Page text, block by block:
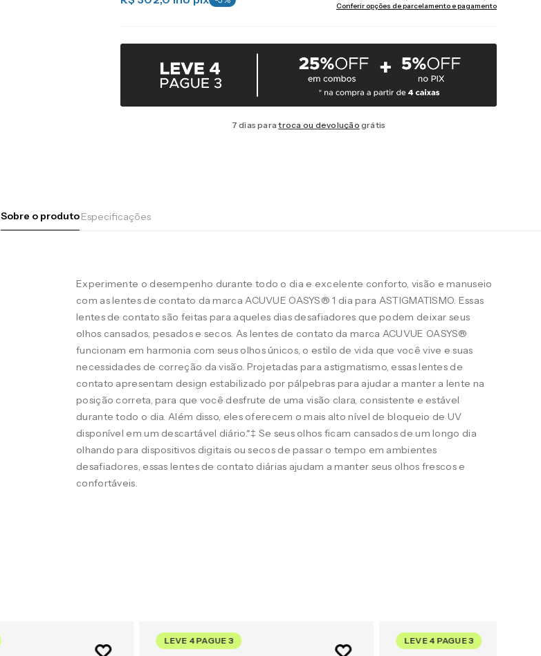
Conferir opções de parcelamento e pagamento
7 dias paratroca ou devolução grátis
Sobre o produtoEspecificações
Experimente o desempenho durante todo o dia e excelente conforto, visão e manuseio
com as lentes de contato da marca ACUVUE OASYS® 1 dia para ASTIGMATISMO. Essas
lentes de contato são feitas para aqueles dias desafiadores que podem deixar seus
olhos cansados, pesados e secos. As lentes de contato da marca ACUVUE OASYS®
funcionam em harmonia com seus olhos únicos, o estilo de vida que você vive e suas
necessidades de correção da visão. Projetadas para astigmatismo, essas lentes de
contato apresentam design estabilizado por pálpebras para ajudar a manter a lente na
posição correta, para que você desfrute de uma visão clara, consistente e estável
durante todo o dia. Além disso, eles oferecem o mais alto nível de bloqueio de UV
disponível em um descartável diário.*‡ Se seus olhos ficam cansados de um longo dia
olhando para dispositivos digitais ou secos de passar o tempo em ambientes
desafiadores, essas lentes de contato diárias ajudam a manter seus olhos frescos e
confortáveis.
LEVE 4 PAGUE 3 LEVE 4 PAGUE 3